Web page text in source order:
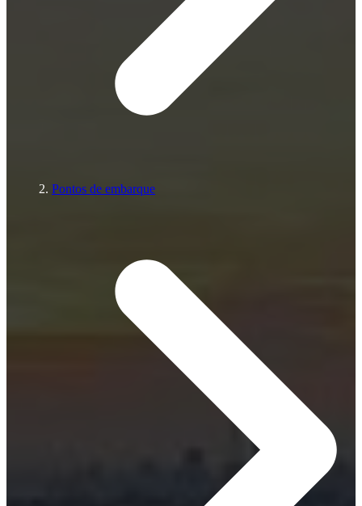
Pontos de embarque